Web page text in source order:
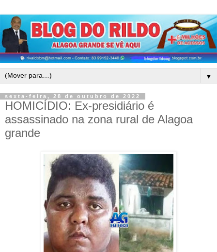
▼
sexta-feira, 28 de outubro de 2022
HOMICÍDIO: Ex-presidiário é
assassinado na zona rural de Alagoa
grande